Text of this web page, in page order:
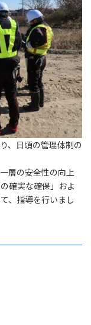
、日頃の管理体制の
層の安全性の向上
確実な確保」およ
、指導を行いまし